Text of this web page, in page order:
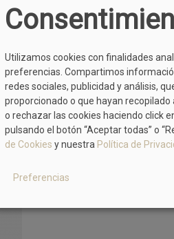
38 40
Oh My SANDALS
5828
Utilizamos cookies con finalidades
preferencias. Compartimos
redes sociales, publicidad y análisis,
proporcionado o que hayan
o rechazar las cookies haciendo click
pulsando el botón “Aceptar todas” o
de Cookies y nuestra Política de
Preferencias